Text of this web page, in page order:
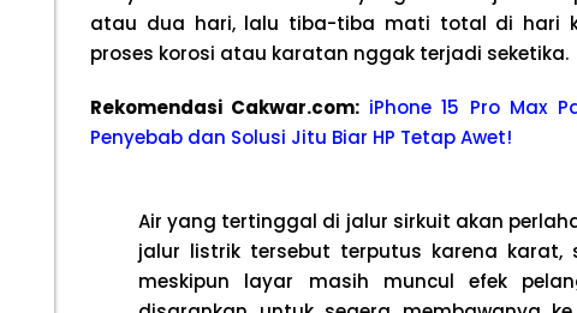
atau dua hari, lalu tiba-tiba mati total di hari
proses korosi atau karatan nggak terjadi seketika.
Rekomendasi Cakwar.com: iPhone 15 Pro Max
Penyebab dan Solusi Jitu Biar HP Tetap Awet!
Air yang tertinggal di jalur sirkuit akan
jalur listrik tersebut terputus karena karat,
meskipun layar masih muncul efek